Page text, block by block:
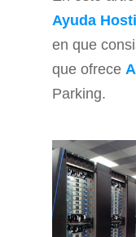
Ayuda
en que
que ofrece
Parking.